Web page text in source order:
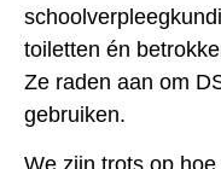
toiletten én
Ze raden aan om
gebruiken.